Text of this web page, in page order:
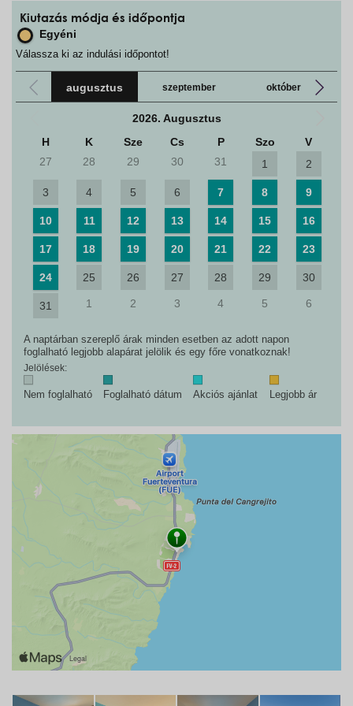
Kiutazás módja és időpontja
Egyéni
Válassza ki az indulási időpontot!
augusztus szeptember október
2026. Augusztus
H
K Sze Cs P Szo
V
27
28 29 30 31 1 2
3 4 5 6 7 8 9
10 11 12 13 14 15 16
17 18 19 20 21 22 23
24 25 26 27 28 29 30
31 1 2 3 4 5 6
A naptárban szereplő árak minden esetben az adott napon
foglalható legjobb alapárat jelölik és egy főre vonatkoznak!
Jelölések:
Nem foglalható Foglalható dátum Akciós ajánlat Legjobb ár